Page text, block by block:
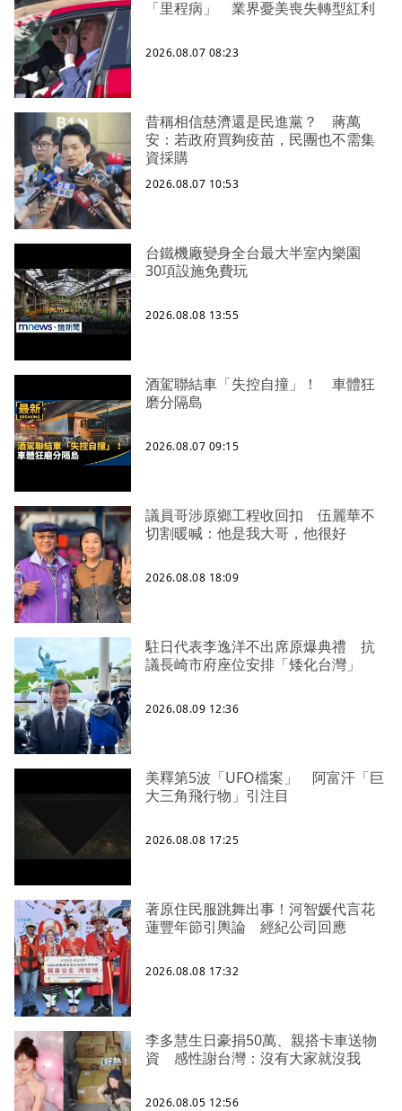
「里程病」 業界憂美喪失轉型紅利
2026.08.07 08:23
昔稱相信慈濟還是民進黨？ 蔣萬
安：若政府買夠疫苗，民團也不需集
資採購
2026.08.07 10:53
台鐵機廠變身全台最大半室內樂園
30項設施免費玩
2026.08.08 13:55
酒駕聯結車「失控自撞」！ 車體狂
磨分隔島
2026.08.07 09:15
議員哥涉原鄉工程收回扣 伍麗華不
切割暖喊：他是我大哥，他很好
2026.08.08 18:09
駐日代表李逸洋不出席原爆典禮 抗
議長崎市府座位安排「矮化台灣」
2026.08.09 12:36
美釋第5波「UFO檔案」 阿富汗「巨
大三角飛行物」引注目
2026.08.08 17:25
著原住民服跳舞出事！河智媛代言花
蓮豐年節引輿論 經紀公司回應
2026.08.08 17:32
李多慧生日豪捐50萬、親搭卡車送物
資 感性謝台灣：沒有大家就沒我
2026.08.05 12:56